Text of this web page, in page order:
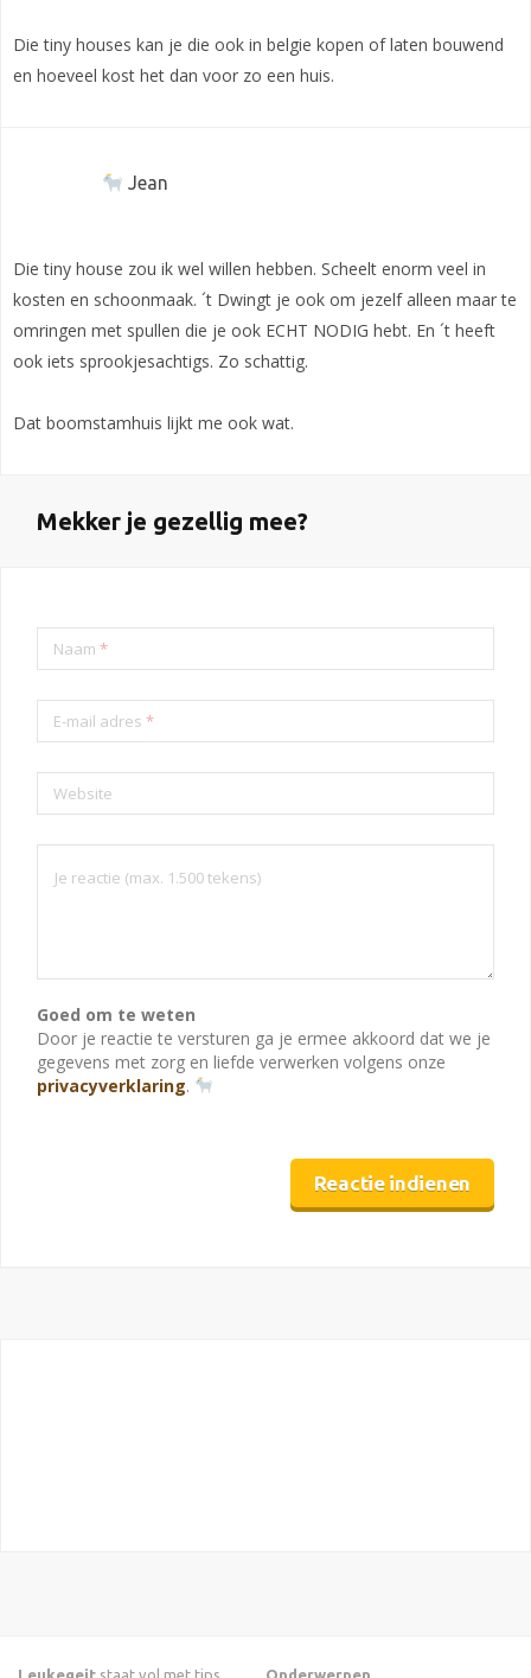
Die tiny houses kan je die ook in belgie kopen of laten bouwend
en hoeveel kost het dan voor zo een huis.
Jean
Die tiny house zou ik wel willen hebben. Scheelt enorm veel in
kosten en schoonmaak. ´t Dwingt je ook om jezelf alleen maar te
omringen met spullen die je ook ECHT NODIG hebt. En ´t heeft
ook iets sprookjesachtigs. Zo schattig.
Dat boomstamhuis lijkt me ook wat.
Mekker je gezellig mee?
Naam *
E-mail adres *
Website
Goed om te weten
Door je reactie te versturen ga je ermee akkoord dat we je
gegevens met zorg en liefde verwerken volgens onze
privacyverklaring.
Leukegeit staat vol met tips Onderwerpen